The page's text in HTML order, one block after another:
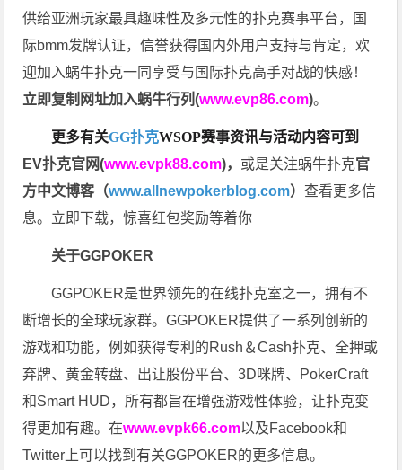
供给亚洲玩家最具趣味性及多元性的扑克赛事平台，国
际bmm发牌认证，信誉获得国内外用户支持与肯定，欢
迎加入蜗牛扑克一同享受与国际扑克高手对战的快感！
立即复制网址加入蜗牛行列(www.evp86.com)。
更多有关GG扑克WSOP赛事资讯与活动内容可到
EV扑克官网(www.evpk88.com)， 或是关注蜗牛扑克官
方中文博客（www.allnewpokerblog.com）查看更多信
息。立即下载，惊喜红包奖励等着你
关于GGPOKER
GGPOKER是世界领先的在线扑克室之一，拥有不
断增长的全球玩家群。GGPOKER提供了一系列创新的
游戏和功能，例如获得专利的Rush＆Cash扑克、全押或
弃牌、黄金转盘、出让股份平台、3D咪牌、PokerCraft
和Smart HUD，所有都旨在增强游戏性体验，让扑克变
得更加有趣。在www.evpk66.com以及Facebook和
Twitter上可以找到有关GGPOKER的更多信息。